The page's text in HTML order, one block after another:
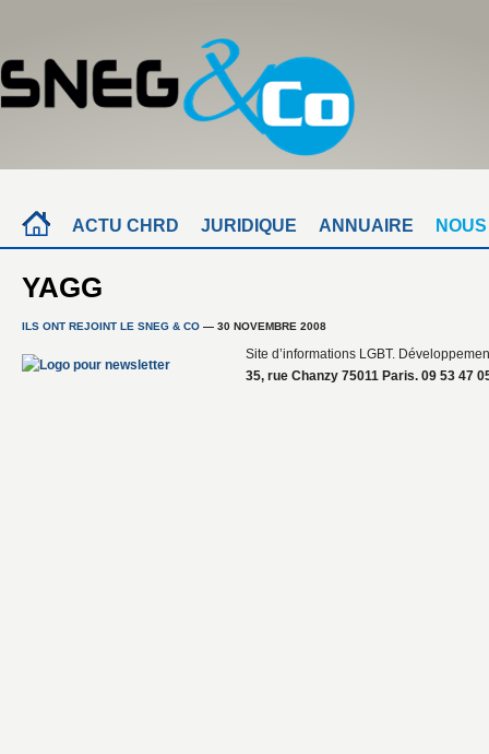
ACTU CHRD JURIDIQUE ANNUAIRE
YAGG
ILS ONT REJOINT LE SNEG & CO — 30 NOVEMBRE 2008
Site d’informations LGBT.
35, rue Chanzy 75011 Paris. 09 53 47